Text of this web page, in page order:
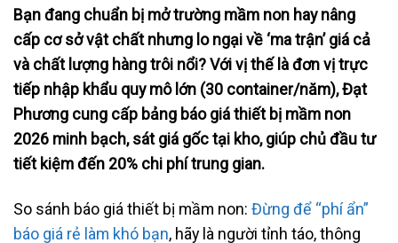
Bạn đang chuẩn bị mở trường mầm non hay nâng
cấp cơ sở vật chất nhưng lo ngại về ‘ma trận’ giá cả
và chất lượng hàng trôi nổi? Với vị thế là đơn vị trực
tiếp nhập khẩu quy mô lớn (30 container/năm), Đạt
Phương cung cấp bảng báo giá thiết bị mầm non
2026 minh bạch, sát giá gốc tại kho, giúp chủ đầu tư
tiết kiệm đến 20% chi phí trung gian.
So sánh báo giá thiết bị mầm non: Đừng để “phí ẩn”
báo giá rẻ làm khó bạn, hãy là người tỉnh táo, thông